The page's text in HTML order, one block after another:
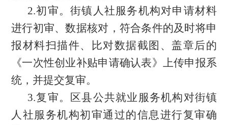
2.初审。街镇人社服务机构对申请材料
进行初审、数据核对，符合条件的及时将申
报材料扫描件、比对数据截图、盖章后的
《一次性创业补贴申请确认表》上传申报系
统，并提交复审。
3.复审。区县公共就业服务机构对街镇
人社服务机构初审通过的信息进行复审确